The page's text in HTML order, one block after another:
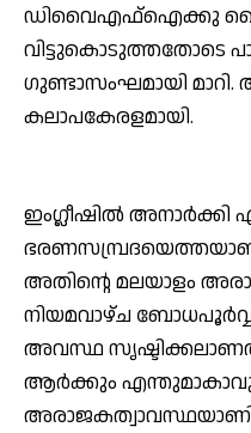
ഡിവൈഎഫ്‌ഐക്കു
വിട്ടുകൊടുത്തതോടെ
ഗുണ്ടാസംഘമായി
കലാപകേരളമായി.
ഇംഗ്ലീഷില്‍
അതിന്റെ മലയാളം
നിയമവാഴ്ച
അവസ്ഥ
ആര്‍ക്കും